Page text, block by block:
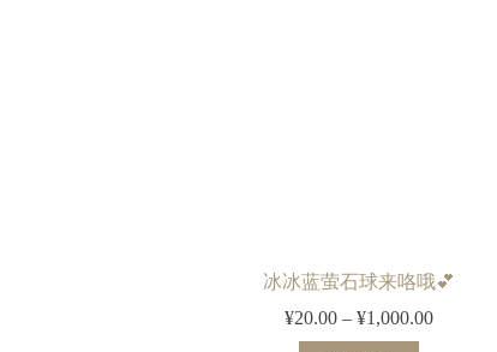
冰冰蓝萤石球来咯哦💕
¥20.00 – ¥1,000.00